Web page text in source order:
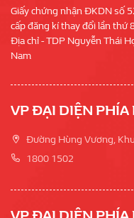
Giấy chứng nhận ĐKDN số
cấp đăng kí thay đổi lần thứ
Địa chỉ - TDP Nguyễn Thái
Nam
VP ĐẠI DIỆN PHÍA
Đường Hùng Vương,
1800 1502